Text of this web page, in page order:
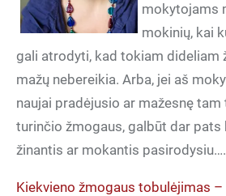
mokytojams
mokinių, kai
gali atrodyti, kad tokiam dideliam
mažų nebereikia. Arba, jei aš
naujai pradėjusio ar mažesnę
turinčio žmogaus, galbūt dar pats
žinantis ar mokantis pasirodysiu….
Kiekvieno žmogaus tobulėjimas